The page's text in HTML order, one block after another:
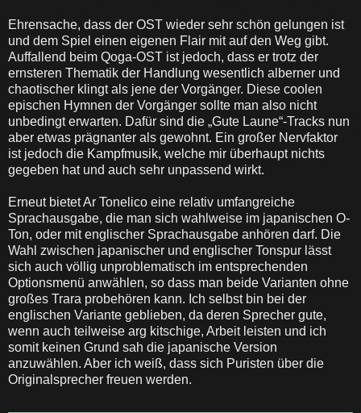
Ehrensache, dass der OST wieder sehr schön gelungen ist
und dem Spiel einen eigenen Flair mit auf den Weg gibt.
Auffallend beim Qoga-OST ist jedoch, dass er trotz der
ernsteren Thematik der Handlung wesentlich alberner und
chaotischer klingt als jene der Vorgänger. Diese coolen
epischen Hymnen der Vorgänger sollte man also nicht
unbedingt erwarten. Dafür sind die „Gute Laune“-Tracks nun
aber etwas prägnanter als gewohnt. Ein großer Nervfaktor
ist jedoch die Kampfmusik, welche mir überhaupt nichts
gegeben hat und auch sehr unpassend wirkt.
Erneut bietet Ar Tonelico eine relativ umfangreiche
Sprachausgabe, die man sich wahlweise im japanischen O-
Ton, oder mit englischer Sprachausgabe anhören darf. Die
Wahl zwischen japanischer und englischer Tonspur lässt
sich auch völlig unproblematisch im entsprechenden
Optionsmenü anwählen, so dass man beide Varianten ohne
großes Trara probehören kann. Ich selbst bin bei der
englischen Variante geblieben, da deren Sprecher gute,
wenn auch teilweise arg kitschige, Arbeit leisten und ich
somit keinen Grund sah die japanische Version
anzuwählen. Aber ich weiß, dass sich Puristen über die
Originalsprecher freuen werden.